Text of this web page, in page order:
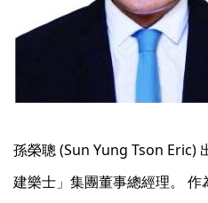
孫榮聰 (Sun Yung Tson Eric)
建樂士」集團董事總經理。